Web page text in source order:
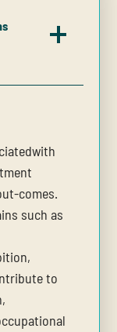
comes.
such as
to